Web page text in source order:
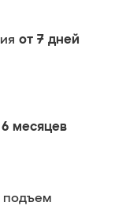
от 7 дней
месяцев
подъем